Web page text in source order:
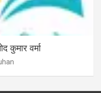
कुमार वर्मा